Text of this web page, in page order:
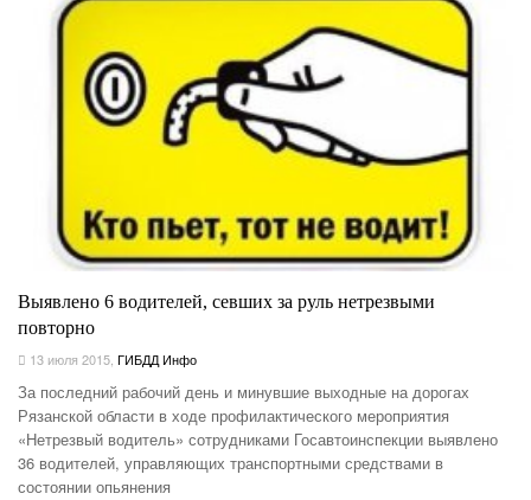
Выявлено 6 водителей, севших за руль нетрезвыми
повторно
13 июля 2015, ГИБДД Инфо
За последний рабочий день и минувшие выходные на дорогах
Рязанской области в ходе профилактического мероприятия
«Нетрезвый водитель» сотрудниками Госавтоинспекции выявлено
36 водителей, управляющих транспортными средствами в
состоянии опьянения